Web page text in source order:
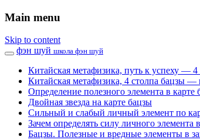
Main menu
Skip to content
фэн шуй школа фэн шуй
Китайская метафизика, путь к успеху — 4
Китайская метафизика, 4 столпа бацзы —
Определение полезного элемента в карте
Двойная звезда на карте бацзы
Сильный и слабый личный элемент по
Зачем определять силу личного элемента
Бацзы. Полезные и вредные элементы в